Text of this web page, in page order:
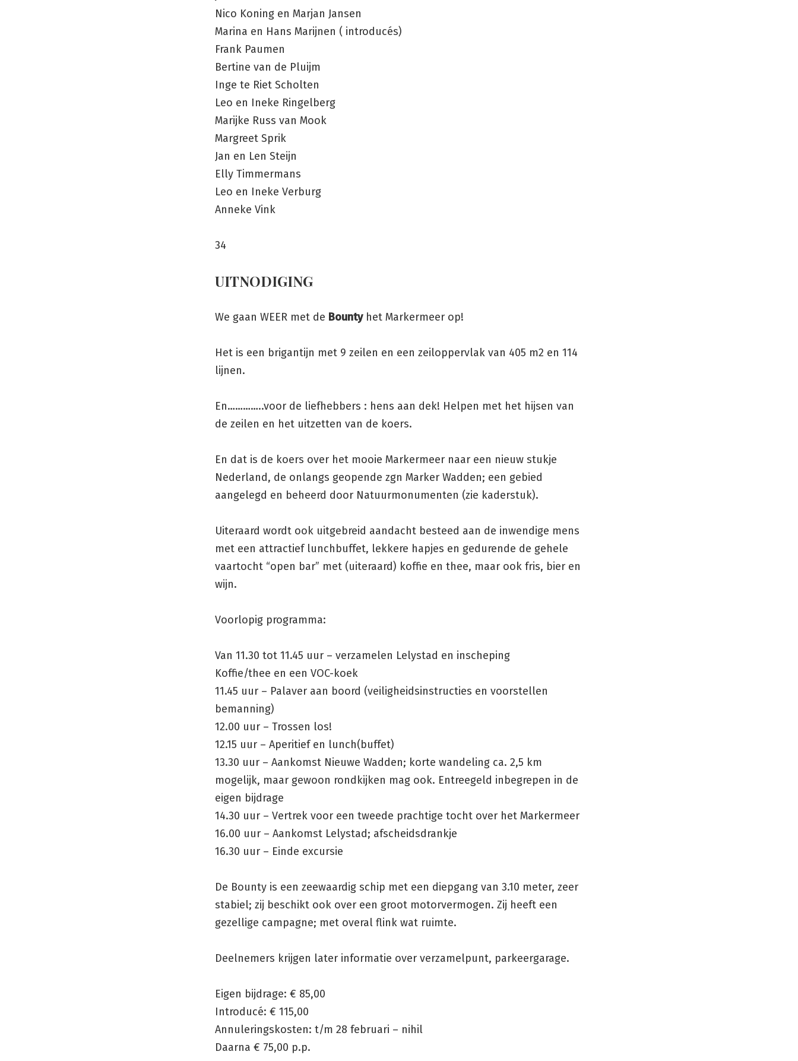
Nico Koning en Marjan Jansen
Marina en Hans Marijnen ( introducés)
Frank Paumen
Bertine van de Pluijm
Inge te Riet Scholten
Leo en Ineke Ringelberg
Marijke Russ van Mook
Margreet Sprik
Jan en Len Steijn
Elly Timmermans
Leo en Ineke Verburg
Anneke Vink
34
UITNODIGING
We gaan WEER met de Bountyhet Markermeer op!
Het is een brigantijn met 9 zeilen en een zeiloppervlak van 405 m2 en 114
lijnen.
En…………..voor de liefhebbers : hens aan dek! Helpen met het hijsen van
de zeilen en het uitzetten van de koers.
En dat is de koers over het mooie Markermeer naar een nieuw stukje
Nederland, de onlangs geopende zgn Marker Wadden; een gebied
aangelegd en beheerd door Natuurmonumenten (zie kaderstuk).
Uiteraard wordt ook uitgebreid aandacht besteed aan de inwendige mens
met een attractief lunchbuffet, lekkere hapjes en gedurende de gehele
vaartocht “open bar” met (uiteraard) koffie en thee, maar ook fris, bier en
wijn.
Voorlopig programma:
Van 11.30 tot 11.45 uur – verzamelen Lelystad en inscheping
Koffie/thee en een VOC-koek
11.45 uur – Palaver aan boord (veiligheidsinstructies en voorstellen
bemanning)
12.00 uur – Trossen los!
12.15 uur – Aperitief en lunch(buffet)
13.30 uur – Aankomst Nieuwe Wadden; korte wandeling ca. 2,5 km
mogelijk, maar gewoon rondkijken mag ook. Entreegeld inbegrepen in de
eigen bijdrage
14.30 uur – Vertrek voor een tweede prachtige tocht over het Markermeer
16.00 uur – Aankomst Lelystad; afscheidsdrankje
16.30 uur – Einde excursie
De Bounty is een zeewaardig schip met een diepgang van 3.10 meter, zeer
stabiel; zij beschikt ook over een groot motorvermogen. Zij heeft een
gezellige campagne; met overal flink wat ruimte.
Deelnemers krijgen later informatie over verzamelpunt, parkeergarage.
Eigen bijdrage: € 85,00
Introducé: € 115,00
Annuleringskosten: t/m 28 februari – nihil
Daarna € 75,00 p.p.